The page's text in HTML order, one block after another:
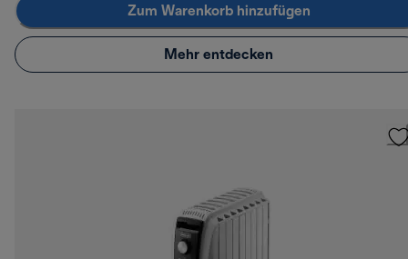
Zum Warenkorb hinzufügen
Mehr entdecken